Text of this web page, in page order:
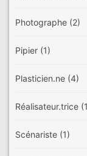
Photographe (2)
Pipier (1)
Plasticien.ne (4)
Réalisateur.trice
Scénariste (1)